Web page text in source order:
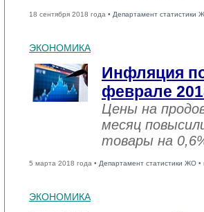
18 сентября 2018 года • Департамент статистики
ЭКОНОМИКА
Инфляция
феврале
Цены на
месяц
товары на
5 марта 2018 года • Департамент статистики ЖО •
ЭКОНОМИКА